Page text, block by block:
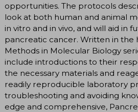
opportunities. The protocols
look at both human and animal
in vitro and in vivo, and will aid in
pancreatic cancer. Written in the
Methods in Molecular Biology
include introductions to their
the necessary materials and
readily reproducible laboratory
troubleshooting and avoiding
edge and comprehensive,